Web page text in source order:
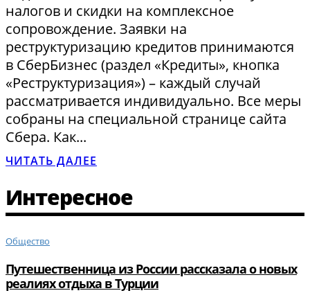
налогов и скидки на комплексное
сопровождение. Заявки на
реструктуризацию кредитов принимаются
в СберБизнес (раздел «Кредиты», кнопка
«Реструктуризация») – каждый случай
рассматривается индивидуально. Все меры
собраны на специальной странице сайта
Сбера. Как...
ЧИТАТЬ ДАЛЕЕ
Интересное
Общество
Путешественница из России рассказала о новых
реалиях отдыха в Турции